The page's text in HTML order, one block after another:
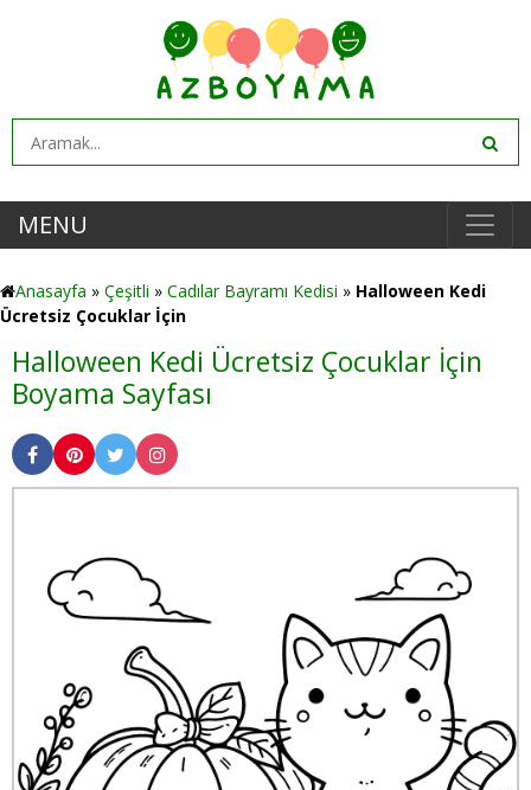
MENU
Anasayfa » Çeşitli » Cadılar Bayramı Kedisi » Halloween Kedi
Ücretsiz Çocuklar İçin
Halloween Kedi Ücretsiz Çocuklar İçin
Boyama Sayfası